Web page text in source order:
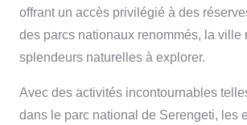
offrant un accès privilégié à des
des parcs nationaux renommés, la ville
splendeurs naturelles à explorer.
Avec des activités incontournables
dans le parc national de Serengeti, les